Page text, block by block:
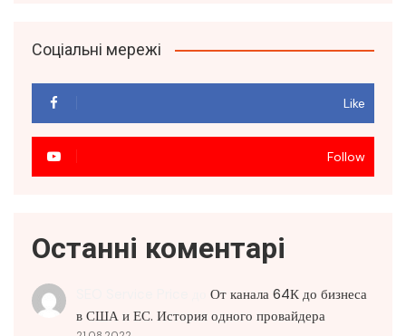
Соціальні мережі
Like
Follow
Останні коментарі
От канала 64К до бизнеса
в США и ЕС. История одного провайдера